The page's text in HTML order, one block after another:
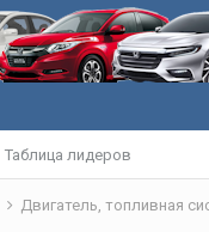
Таблица лидеров
Двигатель, топливная